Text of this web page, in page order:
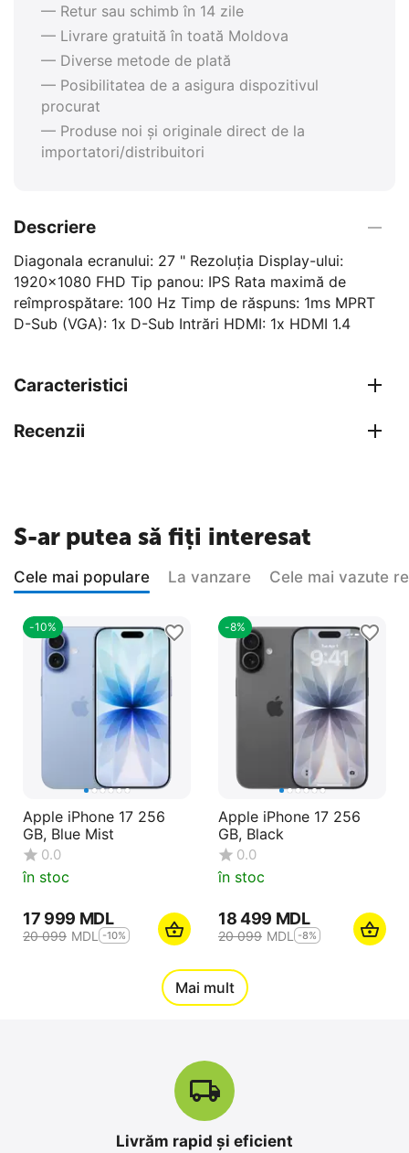
— Retur sau schimb în 14 zile
— Livrare gratuită în toată Moldova
— Diverse metode de plată
— Posibilitatea de a asigura dispozitivul
procurat
— Produse noi și originale direct de la
importatori/distribuitori
Descriere
Diagonala ecranului: 27 " Rezoluția Display-ului:
1920x1080 FHD Tip panou: IPS Rata maximă de
reîmprospătare: 100 Hz Timp de răspuns: 1ms MPRT
D-Sub (VGA): 1x D-Sub Intrări HDMI: 1x HDMI 1.4
Caracteristici
Recenzii
S-ar putea să fiți interesat
Cele mai populare La vanzare Cele mai vazute
-10%
Apple iPhone 17 256
GB, Blue Mist
0.0
în stoc
17 999 MDL
20 099 MDL -10%
-8%
Apple iPhone 17 256
GB, Black
0.0
în stoc
18 499 MDL
20 099 MDL -8%
-10%
Mai mult
Livrăm rapid și eficient